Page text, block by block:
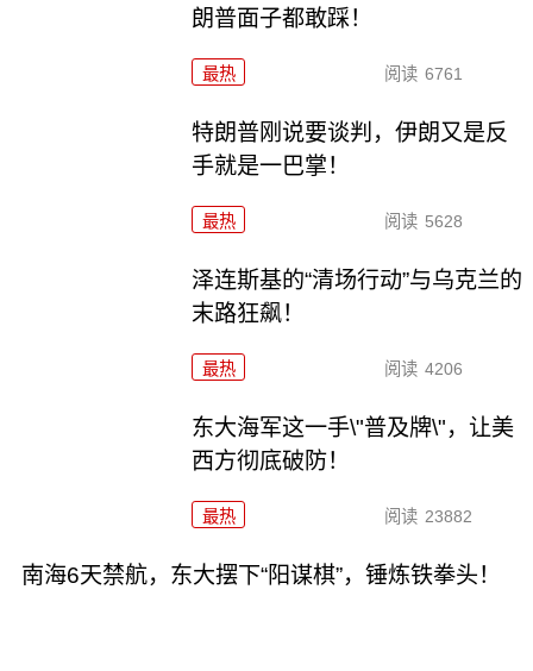
朗普面子都敢踩！
最热 阅读 6761
特朗普刚说要谈判，伊朗又是反
手就是一巴掌！
最热 阅读 5628
泽连斯基的“清场行动”与乌克兰的
末路狂飙！
最热 阅读 4206
东大海军这一手\"普及牌\"，让美
西方彻底破防！
最热 阅读 23882
南海6天禁航，东大摆下“阳谋棋”，锤炼铁拳头！